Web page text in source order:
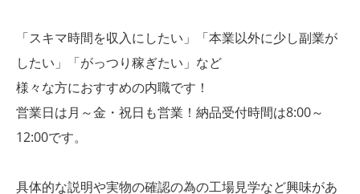
「スキマ時間を収入にしたい」「本業以外に少し副業が
したい」「がっつり稼ぎたい」など
様々な方におすすめの内職です！
営業日は月～金・祝日も営業！納品受付時間は8:00～
12:00です。
具体的な説明や実物の確認の為の工場見学など興味があ